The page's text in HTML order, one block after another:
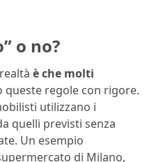
o no?
è che molti
queste regole con rigore.
utilizzano i
quelli previsti senza
Un esempio
di Milano,